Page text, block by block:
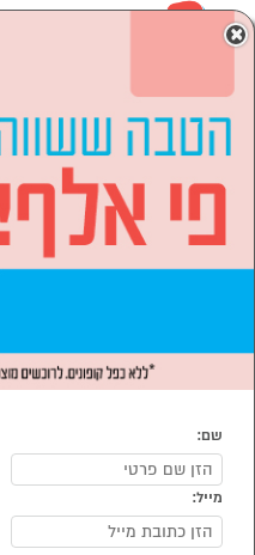
מסכי מחשב
סמן להשוואה
×
שם:
מייל: